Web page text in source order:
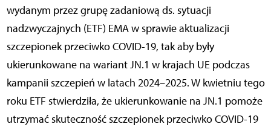
wydanym przez grupę zadaniową ds. sytuacji
nadzwyczajnych (ETF) EMA w sprawie aktualizacji
szczepionek przeciwko COVID-19, tak aby były
ukierunkowane na wariant JN.1 w krajach UE podczas
kampanii szczepień w latach 2024–2025. W kwietniu tego
roku ETF stwierdziła, że ukierunkowanie na JN.1 pomoże
utrzymaćskutecznośćszczepionek przeciwko COVID-19